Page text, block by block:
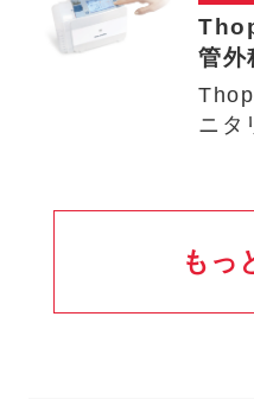
管外
ニタ
もっ